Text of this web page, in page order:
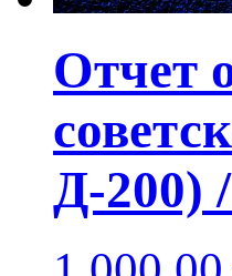
Отчет
Д-200)